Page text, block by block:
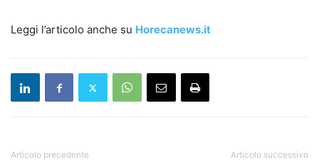
Leggi l’articolo anche su Horecanews.it
Articolo precedente Articolo successivo